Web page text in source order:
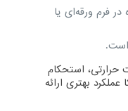
فرم ورقه‌ای یا
است.
حرارتی، استحکام
بهتری ارائه